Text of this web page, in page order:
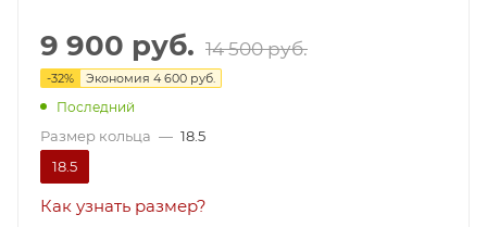
9 900 руб. 14 500руб.
-32% Экономия 4 600 руб.
Последний
Размер кольца — 18.5
18.5
Как узнать размер?